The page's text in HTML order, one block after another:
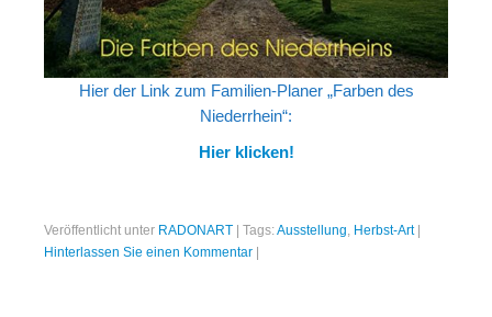
Hier der Link zum Familien-Planer „Farben des
Niederrhein“:
Hier klicken!
Veröffentlicht unter RADONART Tags:Ausstellung, Herbst-Art
Hinterlassen Sie einen Kommentar